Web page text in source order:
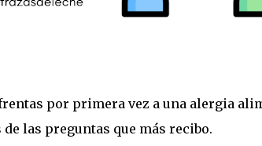
por primera vez a una alergia
las preguntas que más recibo.